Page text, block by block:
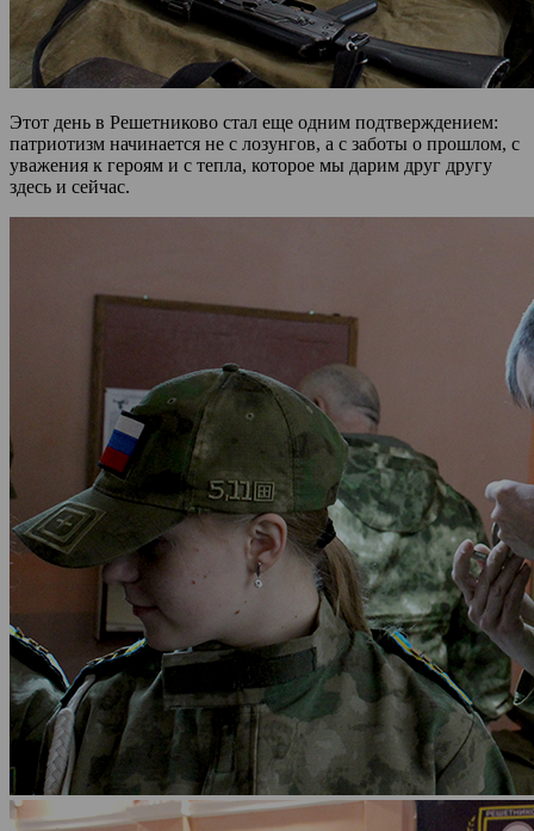
Этот день в Решетниково стал еще одним подтверждением:
патриотизм начинается не с лозунгов, а с заботы о прошлом, с
уважения к героям и с тепла, которое мы дарим друг другу
здесь и сейчас.